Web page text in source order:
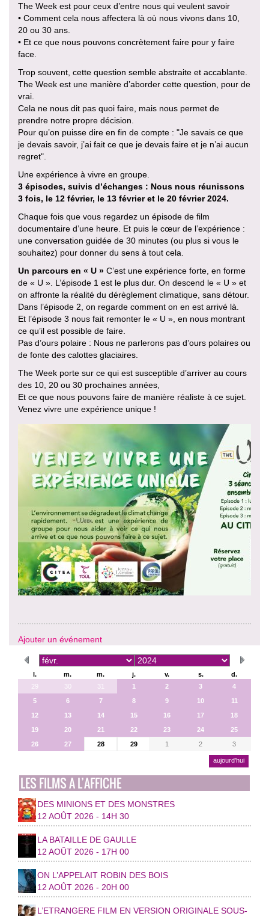
The Week est pour ceux d’entre nous qui veulent savoir
• Comment cela nous affectera là où nous vivons dans 10,
20 ou 30 ans.
• Et ce que nous pouvons concrètement faire pour y faire
face.
Trop souvent, cette question semble abstraite et accablante.
The Week est une manière d’aborder cette question, pour de
vrai.
Cela ne nous dit pas quoi faire, mais nous permet de
prendre notre propre décision.
Pour qu’on puisse dire en fin de compte : "Je savais ce que
je devais savoir, j’ai fait ce que je devais faire et je n’ai aucun
regret".
Une expérience à vivre en groupe.
3 épisodes, suivis d’échanges : Nous nous réunissons
3 fois, le 12 février, le 13 février et le 20 février 2024.
Chaque fois que vous regardez un épisode de film
documentaire d’une heure. Et puis le cœur de l’expérience :
une conversation guidée de 30 minutes (ou plus si vous le
souhaitez) pour donner du sens à tout cela.
Un parcours en « U » C’est une expérience forte, en forme
de « U ». L’épisode 1 est le plus dur. On descend le « U » et
on affronte la réalité du dérèglement climatique, sans détour.
Dans l’épisode 2, on regarde comment on en est arrivé là.
Et l’épisode 3 nous fait remonter le « U », en nous montrant
ce qu’il est possible de faire.
Pas d’ours polaire : Nous ne parlerons pas d’ours polaires ou
de fonte des calottes glaciaires.
The Week porte sur ce qui est susceptible d’arriver au cours
des 10, 20 ou 30 prochaines années,
Et ce que nous pouvons faire de manière réaliste à ce sujet.
Venez vivre une expérience unique !
Ajouter un événement
l. m. m. j. v. s.
d.
29
30 31 1 2 3
4
5
6 7 8 9 10
11
12
13 14 15 16 17
18
19
20 21 22 23 24
25
26
27 28 29 1 2 3
aujourd’hui
LES FILMS A L’AFFICHE
DES MINIONS ET DES MONSTRES
12 AOÛT 2026 - 14H 30
LA BATAILLE DE GAULLE
12 AOÛT 2026 - 17H 00
ON L’APPELAIT ROBIN DES BOIS
12 AOÛT 2026 - 20H 00
L’ETRANGERE FILM EN VERSION ORIGINALE SOUS-